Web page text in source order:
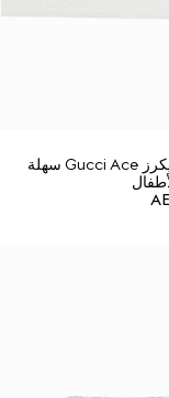
أحذية سنيكرز Gucci Ace سهلة